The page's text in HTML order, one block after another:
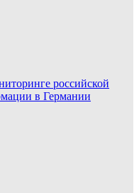
российской
в Германии